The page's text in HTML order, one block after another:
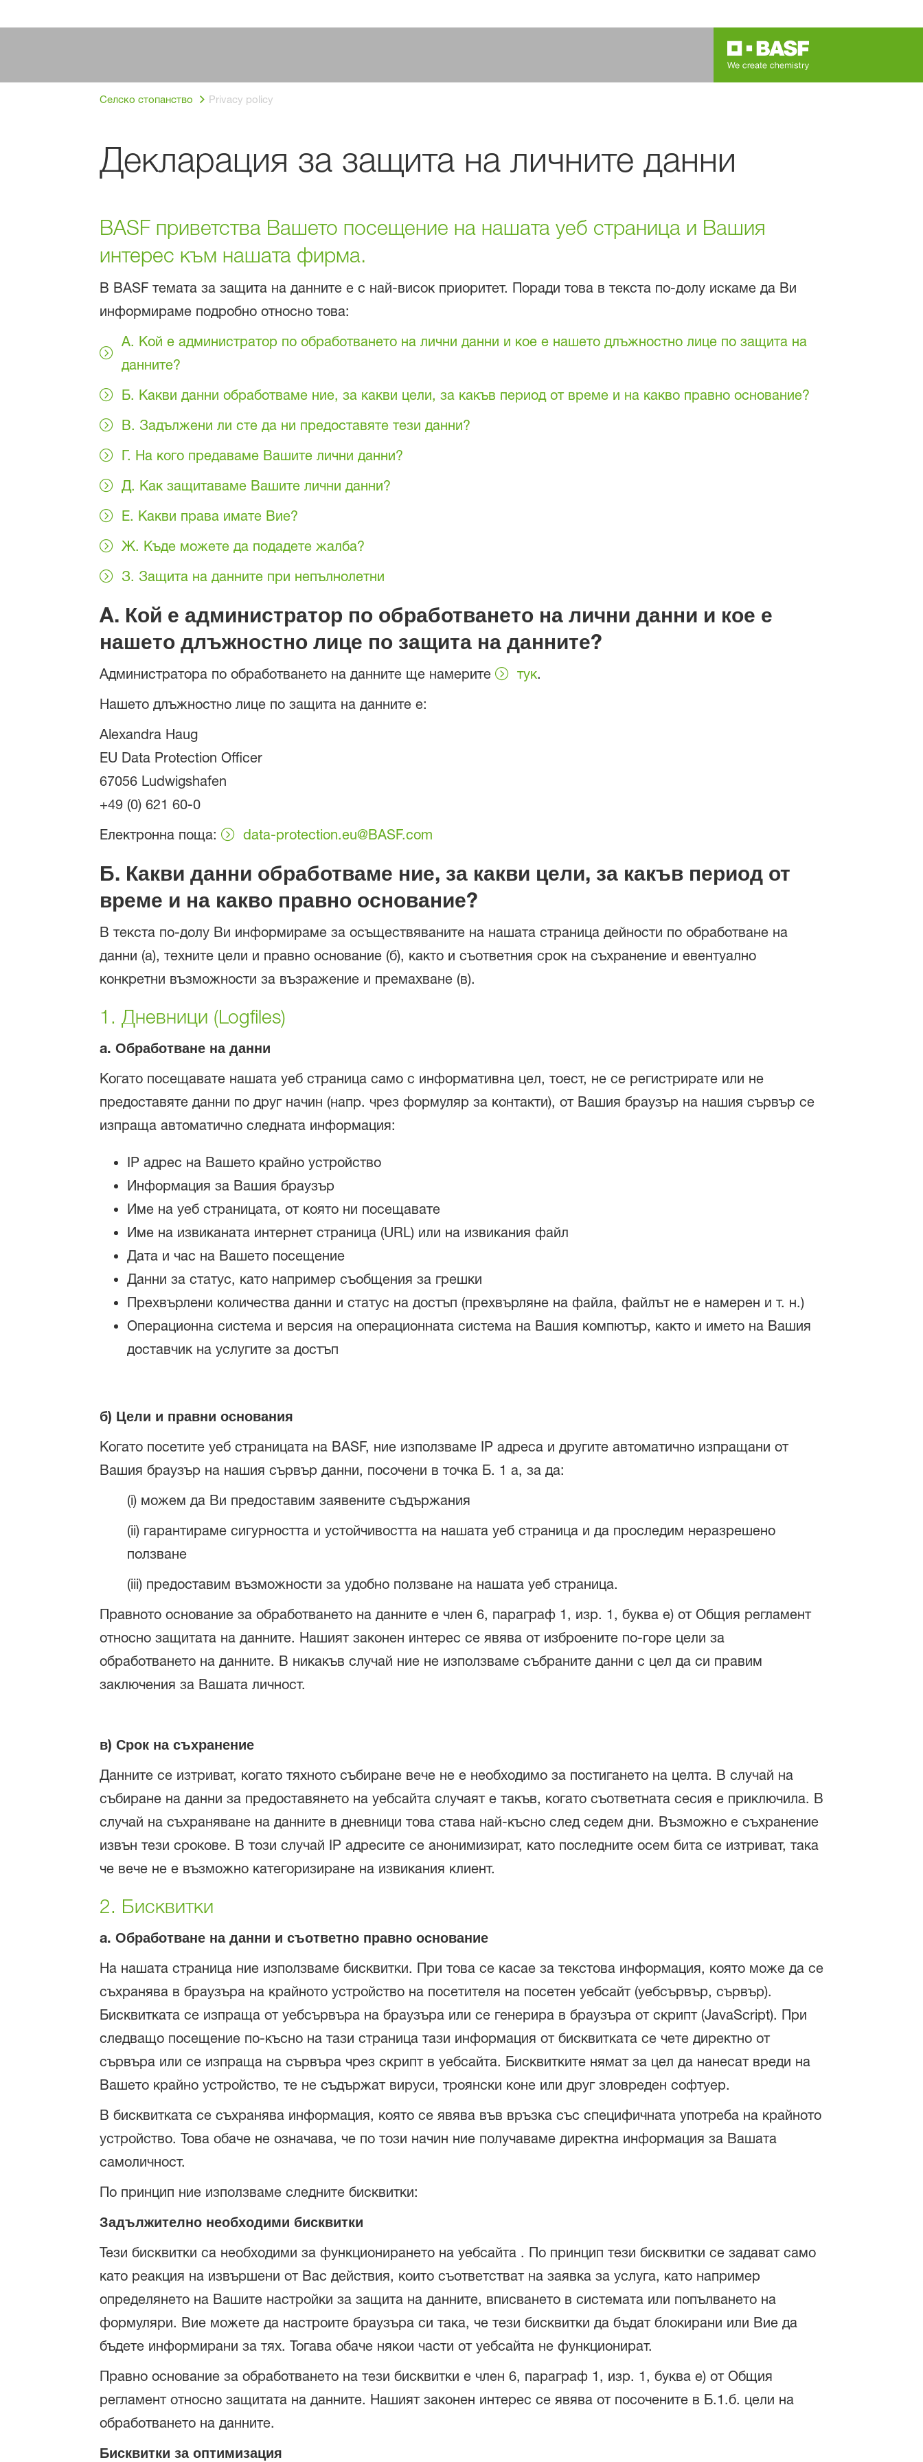
Селско стопанство Privacy policy
Декларация за защита на личните данни
BASF приветства Вашето посещение на нашата уеб страница и Вашия
интерес към нашата фирма.
В BASF темата за защита на данните е с най-висок приоритет. Поради това в текста по-долу искаме да Ви
информираме подробно относно това:
A. Кой е администратор по обработването на лични данни и кое е нашето длъжностно лице по защита на
данните?
Б. Какви данни обработваме ние, за какви цели, за какъв период от време и на какво правно основание?
В. Задължени ли сте да ни предоставяте тези данни?
Г. На кого предаваме Вашите лични данни?
Д. Как защитаваме Вашите лични данни?
Е. Какви права имате Вие?
Ж. Къде можете да подадете жалба?
З. Защита на данните при непълнолетни
A. Кой е администратор по обработването на лични данни и кое е
нашето длъжностно лице по защита на данните?
Администратора по обработването на данните ще намерите тук.
Нашето длъжностно лице по защита на данните е:
Alexandra Haug
EU Data Protection Officer
67056 Ludwigshafen
+49 (0) 621 60-0
Електронна поща:
data-protection.eu@BASF.com
Б. Какви данни обработваме ние, за какви цели, за какъв период от
време и на какво правно основание?
В текста по-долу Ви информираме за осъществяваните на нашата страница дейности по обработване на
данни (а), техните цели и правно основание (б), както и съответния срок на съхранение и евентуално
конкретни възможности за възражение и премахване (в).
1. Дневници (Logfiles)
a. Обработване на данни
Когато посещавате нашата уеб страница само с информативна цел, тоест, не се регистрирате или не
предоставяте данни по друг начин (напр. чрез формуляр за контакти), от Вашия браузър на нашия сървър се
изпраща автоматично следната информация:
IP адрес на Вашето крайно устройство
Информация за Вашия браузър
Име на уеб страницата, от която ни посещавате
Име на извиканата интернет страница (URL) или на извикания файл
Дата и час на Вашето посещение
Данни за статус, като например съобщения за грешки
Прехвърлени количества данни и статус на достъп (прехвърляне на файла, файлът не е намерен и т. н.)
Операционна система и версия на операционната система на Вашия компютър, както и името на Вашия
доставчик на услугите за достъп
б) Цели и правни основания
Когато посетите уеб страницата на BASF, ние използваме IP адреса и другите автоматично изпращани от
Вашия браузър на нашия сървър данни, посочени в точка Б. 1 а, за да:
(i) можем да Ви предоставим заявените съдържания
(ii) гарантираме сигурността и устойчивостта на нашата уеб страница и да проследим неразрешено
ползване
(iii) предоставим възможности за удобно ползване на нашата уеб страница.
Правното основание за обработването на данните е член 6, параграф 1, изр. 1, буква е) от Общия регламент
относно защитата на данните. Нашият законен интерес се явява от изброените по-горе цели за
обработването на данните. В никакъв случай ние не използваме събраните данни с цел да си правим
заключения за Вашата личност.
в) Срок на съхранение
Данните се изтриват, когато тяхното събиране вече не е необходимо за постигането на целта. В случай на
събиране на данни за предоставянето на уебсайта случаят е такъв, когато съответната сесия е приключила. В
случай на съхраняване на данните в дневници това става най-късно след седем дни. Възможно е съхранение
извън тези срокове. В този случай IP адресите се анонимизират, като последните осем бита се изтриват, така
че вече не е възможно категоризиране на извикания клиент.
2. Бисквитки
a. Обработване на данни и съответно правно основание
На нашата страница ние използваме бисквитки. При това се касае за текстова информация, която може да се
съхранява в браузъра на крайното устройство на посетителя на посетен уебсайт (уебсървър, сървър).
Бисквитката се изпраща от уебсървъра на браузъра или се генерира в браузъра от скрипт (JavaScript). При
следващо посещение по-късно на тази страница тази информация от бисквитката се чете директно от
сървъра или се изпраща на сървъра чрез скрипт в уебсайта. Бисквитките нямат за цел да нанесат вреди на
Вашето крайно устройство, те не съдържат вируси, троянски коне или друг зловреден софтуер.
В бисквитката се съхранява информация, която се явява във връзка със специфичната употреба на крайното
устройство. Това обаче не означава, че по този начин ние получаваме директна информация за Вашата
самоличност.
По принцип ние използваме следните бисквитки:
Задължително необходими бисквитки
Тези бисквитки са необходими за функционирането на уебсайта . По принцип тези бисквитки се задават само
като реакция на извършени от Вас действия, които съответстват на заявка за услуга, като например
определянето на Вашите настройки за защита на данните, вписването в системата или попълването на
формуляри. Вие можете да настроите браузъра си така, че тези бисквитки да бъдат блокирани или Вие да
бъдете информирани за тях. Тогава обаче някои части от уебсайта не функционират.
Правно основание за обработването на тези бисквитки е член 6, параграф 1, изр. 1, буква е) от Общия
регламент относно защитата на данните. Нашият законен интерес се явява от посочените в Б.1.б. цели на
обработването на данните.
Бисквитки за оптимизация